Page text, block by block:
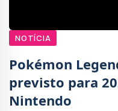
NOTÍCIA
Pokémon
previsto para
Nintendo